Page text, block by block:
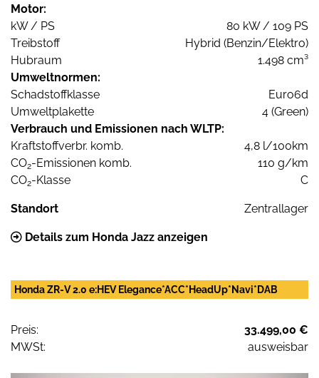
Motor:
kW / PS
80 kW / 109 PS
Treibstoff
Hybrid (Benzin/Elektro)
Hubraum
1.498 cm³
Umweltnormen:
Schadstoffklasse
Euro6d
Umweltplakette
4 (Green)
Verbrauch und Emissionen nach WLTP:
Kraftstoffverbr. komb.
4,8 l/100km
CO2-Emissionen komb.
110 g/km
CO2-Klasse C
Standort Zentrallager
Details zum Honda Jazz anzeigen
Honda ZR-V 2.0 e:HEV Elegance*ACC*HeadUp*Navi*DAB
Preis:
33.499,00 €
MWSt:
ausweisbar